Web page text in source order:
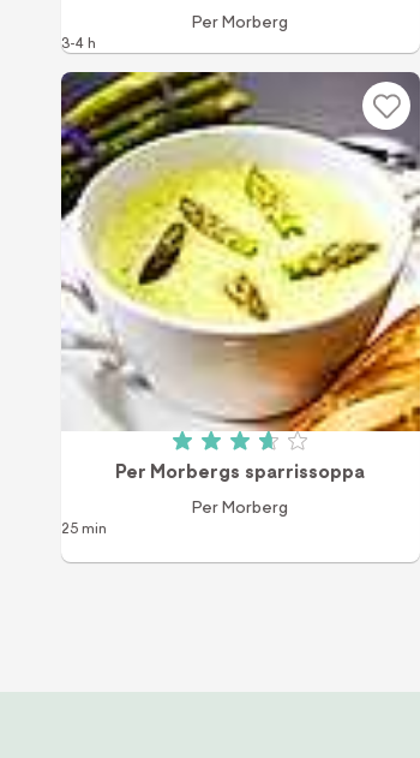
Per Morberg
3-4 h
Betyg: 3.7 av 5 (875
Per Morbergs sparrissoppa
Per Morberg
25 min